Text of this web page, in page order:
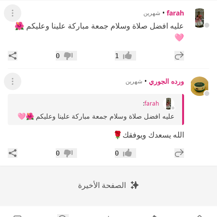
farah
• شهرين عرض
عليه افضل صلاة وسلام جمعة مباركة علينا وعليكم 🌺
🩷
إضافة رد جديد إعجاب1 عدم إعجاب
0
ورده الجوري • شهرين عرض
farah
:
عليه افضل صلاة وسلام جمعة مباركة علينا وعليكم 🌺🩷
الله يسعدك ويوفقك🌹
إضافة رد جديد إعجاب0 عدم إعجاب
0
الصفحة الأخيرة